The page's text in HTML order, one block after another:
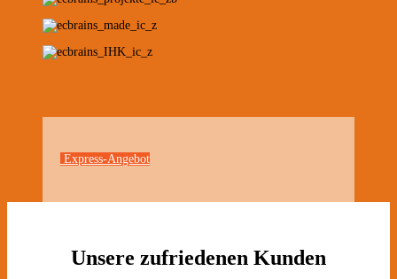
Express-Angebot
Unsere zufriedenen Kunden